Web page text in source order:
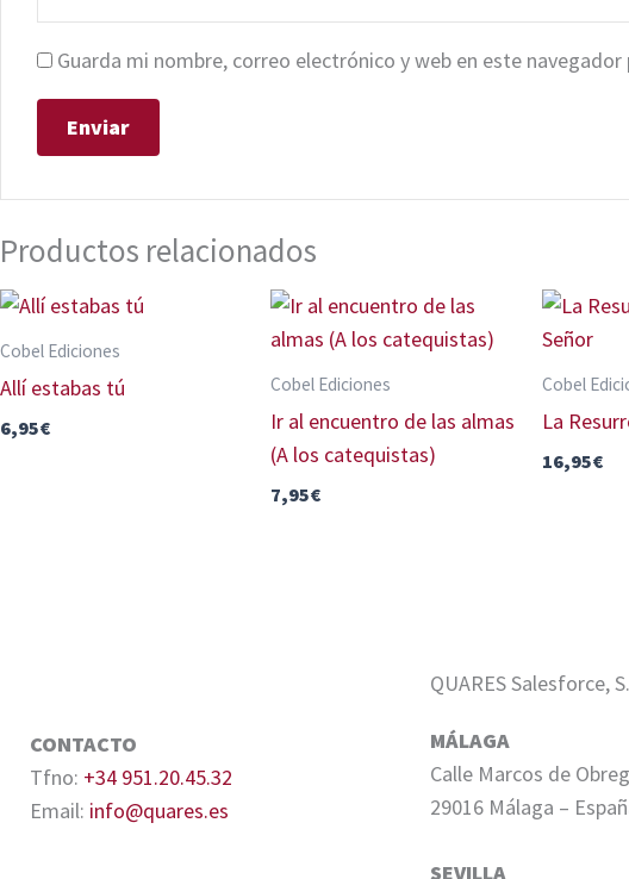
Guarda mi nombre, correo electrónico y web en este
Productos relacionados
Cobel Ediciones
Allí estabas tú
6,95€
Cobel Ediciones
Ir al encuentro de las almas
(A los catequistas)
7,95€
Cobel
La
16,95€
CONTACTO
Tfno: +34 951.20.45.32
Email: info@quares.es
QUARES Salesforce,
MÁLAGA
Calle Marcos de
29016 Málaga –
SEVILLA